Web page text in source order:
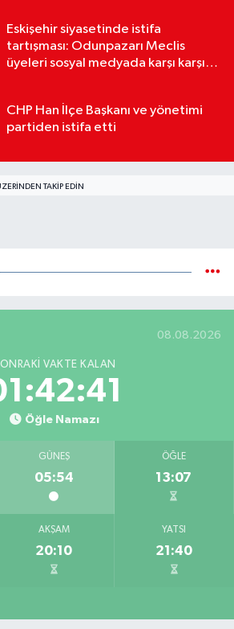
Eskişehir siyasetinde istifa
tartışması: Odunpazarı Meclis
üyeleri sosyal medyada karşı karşıya
CHP Han İlçe Başkanı ve yönetimi
partiden istifa etti
TAKIP EDIN
08.08.2026
VAKTE KALAN
Öğle Namazı
GÜNEŞ
05:54
ÖĞLE
13:07
AKŞAM
20:10
YATSI
21:40